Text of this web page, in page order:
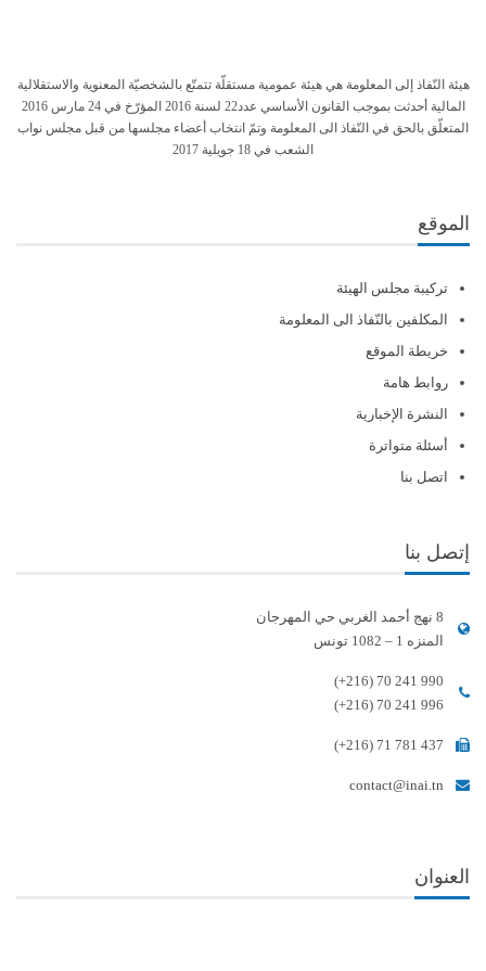
هيئة النّفاذ إلى المعلومة هي هيئة عمومية مستقلّة تتمتّع بالشخصيّة المعنوية والاستقلالية
المالية أحدثت بموجب القانون الأساسي عدد22 لسنة 2016 المؤرّخ في 24 مارس 2016
المتعلّق بالحق في النّفاذ الى المعلومة وتمّ انتخاب أعضاء مجلسها من قبل مجلس نواب
الشعب في 18 جويلية 2017
الموقع
تركيبة مجلس الهيئة
المكلفين بالنّفاذ الى المعلومة
خريطة الموقع
روابط هامة
النشرة الإخبارية
أسئلة متواترة
اتصل بنا
إتصل بنا
8 نهج أحمد الغربي حي المهرجان
المنزه 1 – 1082 تونس
(+216) 70 241 990
(+216) 70 241 996
(+216) 71 781 437
contact@inai.tn
العنوان